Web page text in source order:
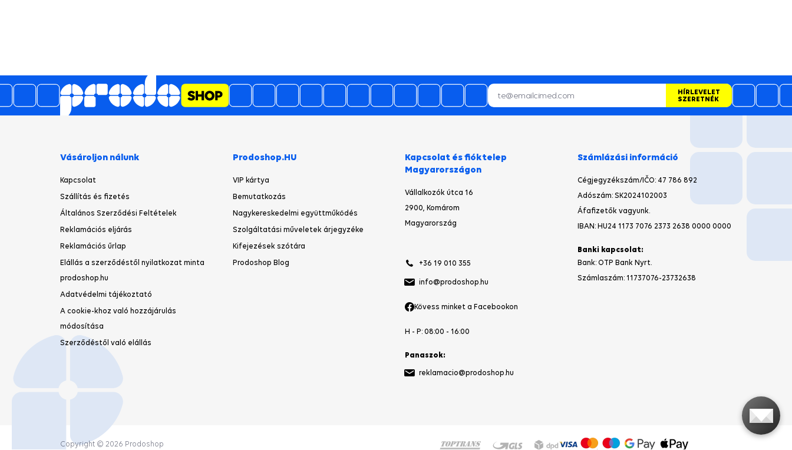
28.07.2026
kiszolgálás.
28.07.2026
Vásároljon nálunk
Kapcsolat
Szállítás és fizetés
Általános Szerződési Feltételek
Reklamációs eljárás
Reklamációs űrlap
Elállás a szerződéstől nyilatkozat minta
Adatvédelmi tájékoztató
A cookie-khoz való hozzájárulás
Szerződéstől való elállás
Prodoshop.HU
Magyarországon
Vállalkozók útca 16
2900, Komárom
+36 19 010 355
info@prodoshop.hu
Számlázási információ
Cégjegyzékszám/IČO: 47 786 892